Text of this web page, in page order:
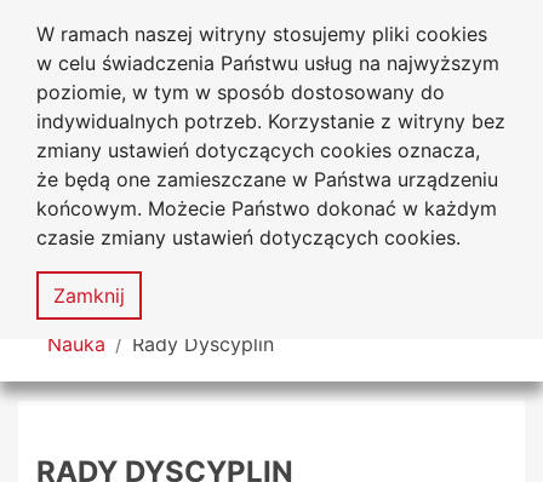
W ramach naszej witryny stosujemy pliki cookies
w celu świadczenia Państwu usług na najwyższym
poziomie, w tym w sposób dostosowany do
indywidualnych potrzeb. Korzystanie z witryny bez
zmiany ustawień dotyczących cookies oznacza,
że będą one zamieszczane w Państwa urządzeniu
końcowym. Możecie Państwo dokonać w każdym
czasie zmiany ustawień dotyczących cookies.
Zamknij
Przejdź do głównego menu
Przejdź do treści
Przejdź do wyszukiwarki
Przejdź do mapy serwisu
Uniwersytet
Jana Długosza w Częstochowie
Mapa
serwisu
MENU
Tutaj jesteś
Nauka Rady Dyscyplin
RADY DYSCYPLIN